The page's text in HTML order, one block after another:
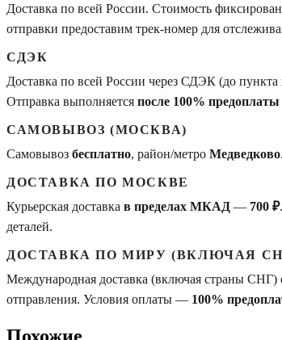
Доставка по всей России. Стоимость
отправки предоставим трек-номер для
СДЭК
Доставка по всей России через СДЭК (до
Отправка выполняется после 100% предоплаты
САМОВЫВОЗ (МОСКВА)
Самовывоз бесплатно, район/метро Медведково
ДОСТАВКА ПО МОСКВЕ
Курьерская доставка в пределах МКАД — 700 ₽
деталей.
ДОСТАВКА ПО МИРУ (ВКЛЮЧАЯ
Международная доставка (включая страны СНГ)
отправления. Условия оплаты — 100%
Похожие